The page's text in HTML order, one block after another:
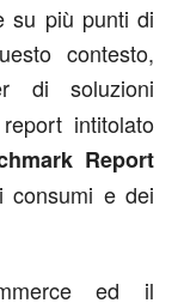
su più punti di
contesto,
di soluzioni
intitolato
Report
consumi e dei
ed il